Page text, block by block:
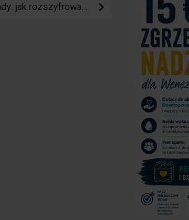
Hiszpańskie autostrady: jak rozszyfrować ich oznakowanie?